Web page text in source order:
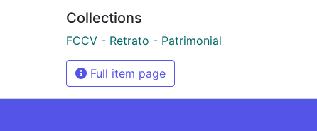
Collections
FCCV - Retrato - Patrimonial
Full item page